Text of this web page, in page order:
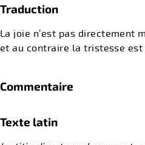
Traduction
La joie n’est pas directement
et au contraire la tristesse est
Commentaire
Texte latin